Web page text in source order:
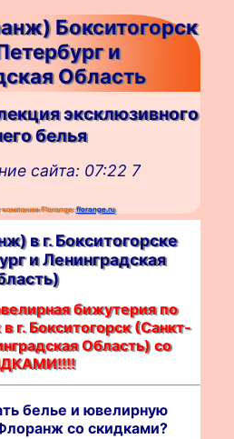
Бокситогорск
и
Область
эксклюзивного
белья
сайта: 07:22 7
Florange:florange.ru
в г. Бокситогорскe
и Ленинградская
бижутерия по
г. Бокситогорск (Санкт-
Область) со
белье и ювелирную
со скидками?